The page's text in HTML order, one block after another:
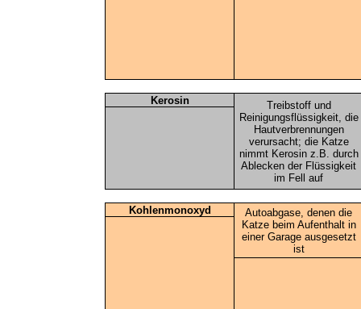
Kerosin
Treibstoff und
Reinigungsflüssigkeit, die
Hautverbrennungen
verursacht; die Katze
nimmt Kerosin z.B. durch
Ablecken der Flüssigkeit
im Fell auf
Kohlenmonoxyd
Autoabgase, denen die
Katze beim Aufenthalt in
einer Garage ausgesetzt
ist